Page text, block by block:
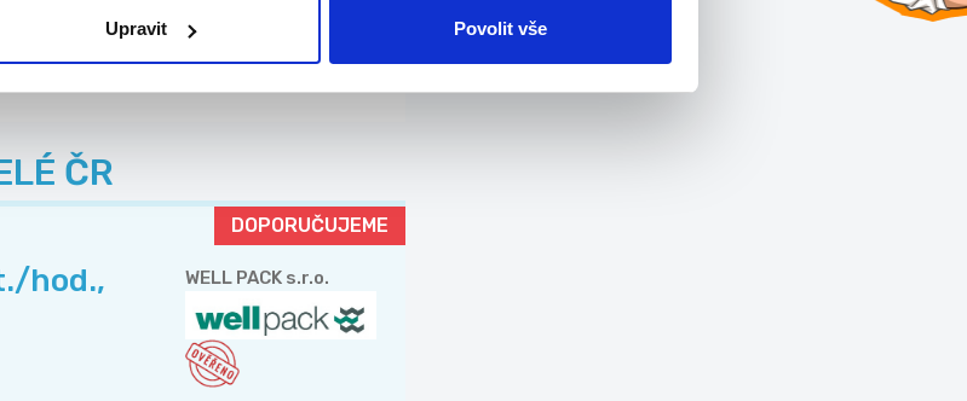
Upravit Povolit vše
ČR
DOPORUČUJEME
hod.,
WELL PACK s.r.o.